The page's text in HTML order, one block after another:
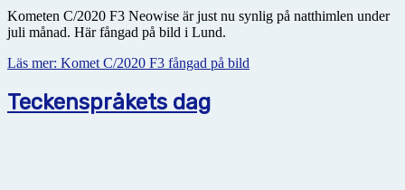
Kometen C/2020 F3 Neowise är just nu synlig på natthimlen under
juli månad. Här fångad på bild i Lund.
Läs mer: Komet C/2020 F3 fångad på bild
Teckenspråkets dag